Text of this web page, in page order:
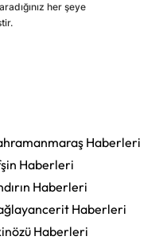
her şeye
Haberleri
Haberleri
Haberleri
Haberleri
Haberleri